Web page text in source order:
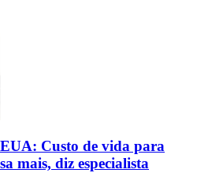
Custo de vida para
mais, diz especialista